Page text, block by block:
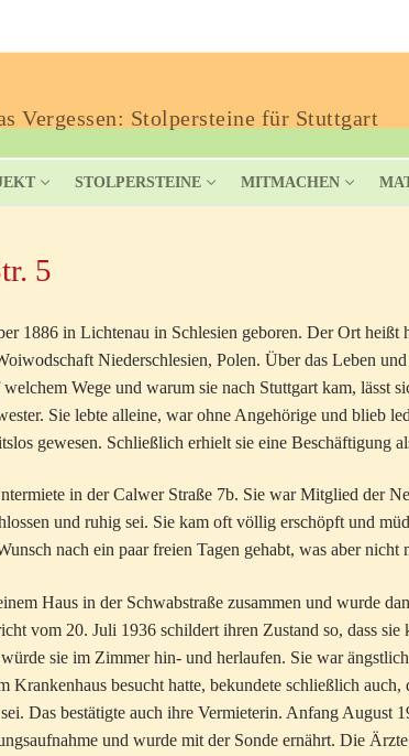
Vergessen: Stolpersteine für Stuttgart
STOLPERSTEINE MITMACHEN
5
1886 in Lichtenau in Schlesien geboren. Der Ort heißt
Niederschlesien, Polen. Über das Leben
Wege und warum sie nach Stuttgart kam, lässt
Sie lebte alleine, war ohne Angehörige und blieb
gewesen. Schließlich erhielt sie eine Beschäftigung
in der Calwer Straße 7b. Sie war Mitglied der
und ruhig sei. Sie kam oft völlig erschöpft und
nach ein paar freien Tagen gehabt, was aber nicht
Haus in der Schwabstraße zusammen und wurde
vom 20. Juli 1936 schildert ihren Zustand so, dass sie
sie im Zimmer hin- und herlaufen. Sie war
Krankenhaus besucht hatte, bekundete schließlich
Das bestätigte auch ihre Vermieterin. Anfang August
und wurde mit der Sonde ernährt. Die